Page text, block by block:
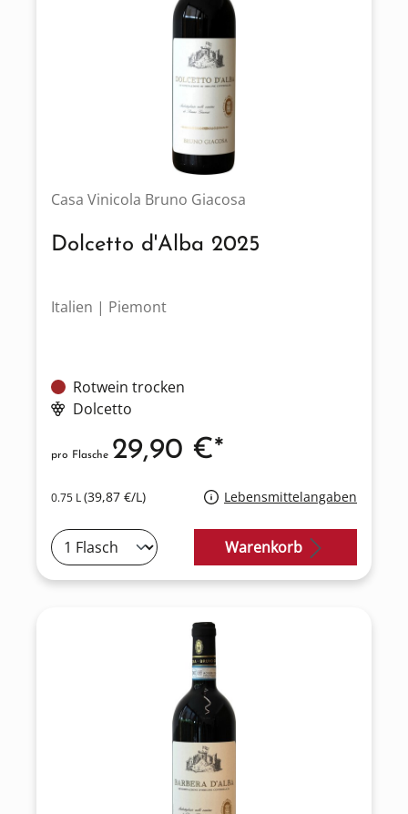
Casa Vinicola Bruno Giacosa
Dolcetto d'Alba 2025
Italien | Piemont
Rotwein trocken
Dolcetto
0.75 L(39,87 €/L) Lebensmittelangaben
pro Flasche 29,90 €*
Warenkorb